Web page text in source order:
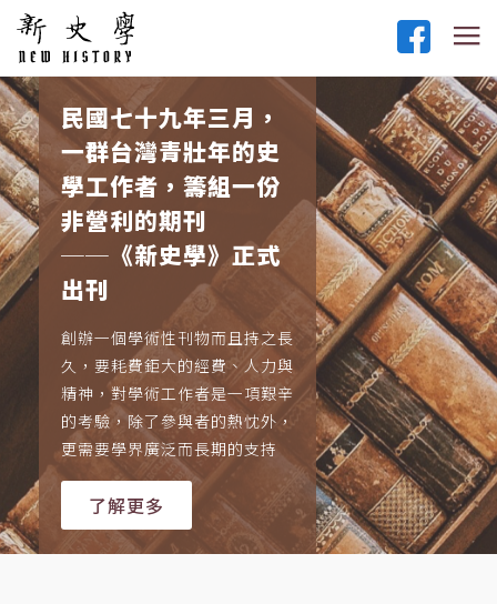
民國七十九年三月，
一群台灣青壯年的史
學工作者，籌組一份
非營利的期刊
──《新史學》正式
出刊
創辦一個學術性刊物而且持之長
久，要耗費鉅大的經費、人力與
精神，對學術工作者是一項艱辛
的考驗，除了參與者的熱忱外，
更需要學界廣泛而長期的支持
了解更多